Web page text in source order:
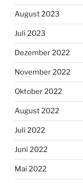
August 2023
Juli 2023
Dezember 2022
November 2022
Oktober 2022
August 2022
Juli 2022
Juni 2022
Mai 2022